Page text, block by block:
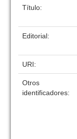
Título:
Editorial:
URI:
Otros
identificadores: